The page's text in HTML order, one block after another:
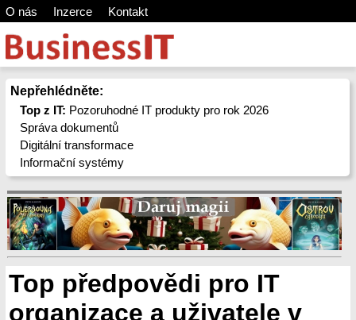
O nás Inzerce Kontakt
Nepřehlédněte:
Top z IT: Pozoruhodné IT produkty pro rok 2026
Správa dokumentů
Digitální transformace
Informační systémy
Top předpovědi pro IT
organizace a uživatele v